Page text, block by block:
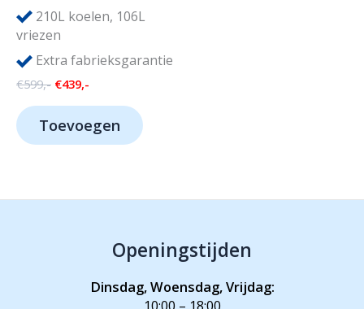
210L koelen, 106L
vriezen
Extra fabrieksgarantie
€599,- Oorspronkelijke
€599,-.
€439,-
€439,-.
Toevoegen
Openingstijden
Dinsdag, Woensdag, Vrijdag:
10:00 – 18:00